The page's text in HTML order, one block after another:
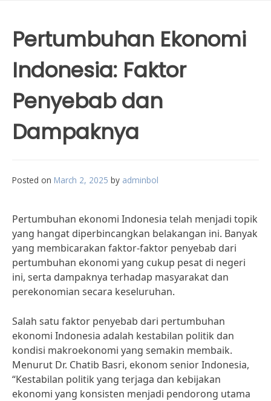
Pertumbuhan Ekonomi
Indonesia: Faktor
Penyebab dan
Dampaknya
Posted on March 2, 2025 by adminbol
Pertumbuhan ekonomi Indonesia telah menjadi topik
yang hangat diperbincangkan belakangan ini. Banyak
yang membicarakan faktor-faktor penyebab dari
pertumbuhan ekonomi yang cukup pesat di negeri
ini, serta dampaknya terhadap masyarakat dan
perekonomian secara keseluruhan.
Salah satu faktor penyebab dari pertumbuhan
ekonomi Indonesia adalah kestabilan politik dan
kondisi makroekonomi yang semakin membaik.
Menurut Dr. Chatib Basri, ekonom senior Indonesia,
“Kestabilan politik yang terjaga dan kebijakan
ekonomi yang konsisten menjadi pendorong utama